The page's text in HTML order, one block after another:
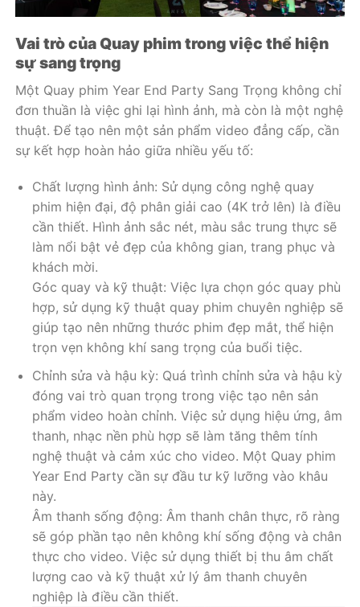
Vai trò của Quay phim trong việc thể hiện
sự sang trọng
Một Quay phim Year End Party Sang Trọng không chỉ
đơn thuần là việc ghi lại hình ảnh, mà còn là một nghệ
thuật. Để tạo nên một sản phẩm video đẳng cấp, cần
sự kết hợp hoàn hảo giữa nhiều yếu tố:
Chất lượng hình ảnh: Sử dụng công nghệ quay
phim hiện đại, độ phân giải cao (4K trở lên) là điều
cần thiết. Hình ảnh sắc nét, màu sắc trung thực sẽ
làm nổi bật vẻ đẹp của không gian, trang phục và
khách mời.
Góc quay và kỹ thuật: Việc lựa chọn góc quay phù
hợp, sử dụng kỹ thuật quay phim chuyên nghiệp sẽ
giúp tạo nên những thước phim đẹp mắt, thể hiện
trọn vẹn không khí sang trọng của buổi tiệc.
Chỉnh sửa và hậu kỳ: Quá trình chỉnh sửa và hậu kỳ
đóng vai trò quan trọng trong việc tạo nên sản
phẩm video hoàn chỉnh. Việc sử dụng hiệu ứng, âm
thanh, nhạc nền phù hợp sẽ làm tăng thêm tính
nghệ thuật và cảm xúc cho video. Một Quay phim
Year End Party cần sự đầu tư kỹ lưỡng vào khâu
này.
Âm thanh sống động: Âm thanh chân thực, rõ ràng
sẽ góp phần tạo nên không khí sống động và chân
thực cho video. Việc sử dụng thiết bị thu âm chất
lượng cao và kỹ thuật xử lý âm thanh chuyên
nghiệp là điều cần thiết.